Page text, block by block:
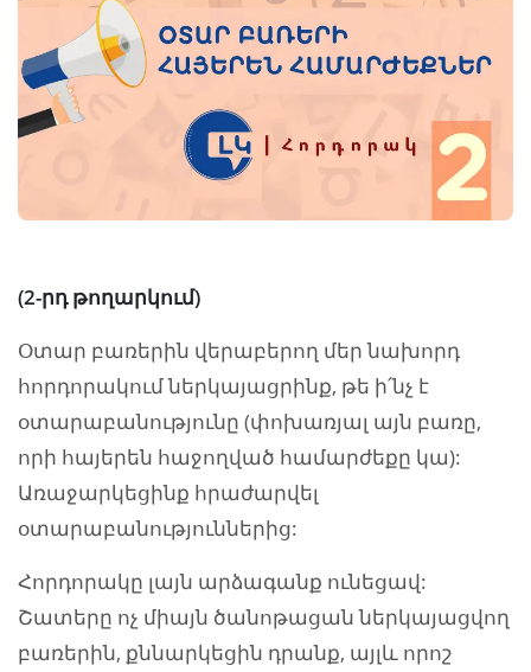
(2-րդ թողարկում)
Օտար բառերին վերաբերող մեր նախորդ
հորդորակում ներկայացրինք, թե ի՛նչ է
օտարաբանությունը (փոխառյալ այն բառը,
որի հայերեն հաջողված համարժեքը կա):
Առաջարկեցինք հրաժարվել
օտարաբանություններից:
Հորդորակը լայն արձագանք ունեցավ:
Շատերը ոչ միայն ծանոթացան ներկայացվող
բառերին, քննարկեցին դրանք, այլև որոշ